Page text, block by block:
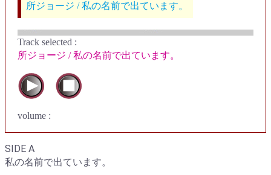
所ジョージ / 私の名前で出ています。
Track selected :
所ジョージ / 私の名前で出ています。
volume :
SIDE A
私の名前で出ています。